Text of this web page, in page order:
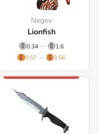
Negev
Lionfish
0.34
1.6
0.57
3.56